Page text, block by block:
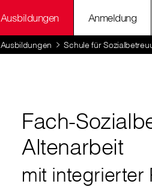
Ausbildungen Anmeldung
Ausbildungen Schule für
Fach-
Altenarbeit
mit integrierter